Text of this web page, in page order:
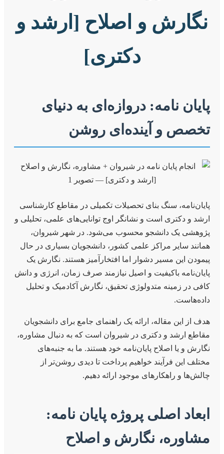
نگارش و اصلاح [ارشد و
دکتری]
پایان نامه: دروازه‌ای به دنیای
تخصص و آینده‌ای روشن
پایان‌نامه، سنگ بنای تحصیلات تکمیلی در مقاطع کارشناسی
ارشد و دکتری است و نشانگر اوج توانایی‌های علمی، تحلیلی و
پژوهشی یک دانشجو محسوب می‌شود. در شهر شیروان،
همانند سایر مراکز علمی کشور، دانشجویان بسیاری در حال
پیمودن این مسیر دشوار اما افتخارآمیز هستند. نگارش یک
پایان‌نامه باکیفیت و اصیل نیازمند صرف زمان، انرژی و دانش
کافی در زمینه متدولوژی تحقیق، نگارش آکادمیک و تحلیل
داده‌هاست.
هدف از این مقاله، ارائه یک راهنمای جامع برای دانشجویان
مقاطع ارشد و دکتری در شیروان است که به دنبال مشاوره،
نگارش و یا اصلاح پایان‌نامه خود هستند. ما به جنبه‌های
مختلف این فرآیند خواهیم پرداخت تا دیدی روشن‌تر از
چالش‌ها و راهکارهای موجود ارائه دهیم.
ابعاد اصلی پروژه پایان نامه:
مشاوره، نگارش و اصلاح